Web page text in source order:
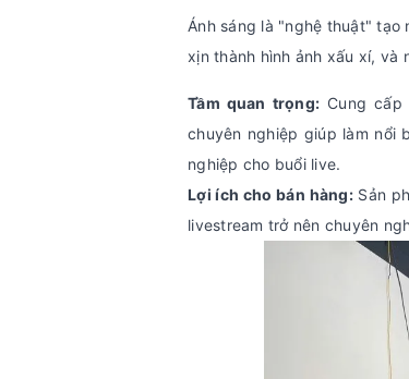
Ánh sáng là "nghệ thuật" tạo
xịn thành hình ảnh xấu xí, và
Tầm quan trọng: Cung
chuyên nghiệp giúp làm nổi
nghiệp cho buổi live.
Lợi ích cho bán hàng:Sản
livestream trở nên chuyên